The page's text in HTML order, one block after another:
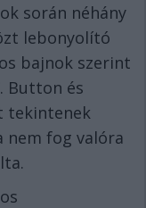
során néhány
lebonyolító
bajnok szerint
Button és
tekintenek
nem fog valóra